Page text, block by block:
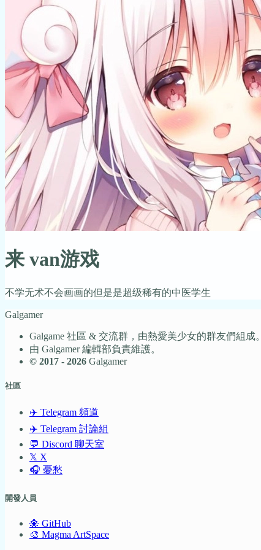
来 van游戏
不学无术不会画画的但是是超级稀有的中医学生
Galgamer
Galgame 社區 & 交流群，由熱愛美少女的群友們組成。
由 Galgamer 編輯部負責維護。
© 2017 - 2026 Galgamer
社區
✈️ Telegram 頻道
✈️ Telegram 討論組
💬 Discord 聊天室
𝕏 X
🎧 憂愁
開發人員
🐙 GitHub
🎨 Magma ArtSpace